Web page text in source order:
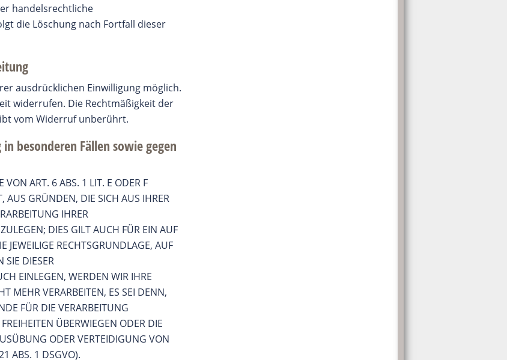
handelsrechtliche
die Löschung nach Fortfall dieser
ausdrücklichen Einwilligung möglich.
widerrufen. Die Rechtmäßigkeit der
vom Widerruf unberührt.
besonderen Fällen sowie gegen
ART. 6 ABS. 1 LIT. E ODER F
AUS GRÜNDEN, DIE SICH AUS IHRER
IHRER
DIES GILT AUCH FÜR EIN AUF
JEWEILIGE RECHTSGRUNDLAGE, AUF
SIE DIESER
EINLEGEN, WERDEN WIR IHRE
MEHR VERARBEITEN, ES SEI DENN,
FÜR DIE VERARBEITUNG
ÜBERWIEGEN ODER DIE
ODER VERTEIDIGUNG VON
ABS. 1 DSGVO).